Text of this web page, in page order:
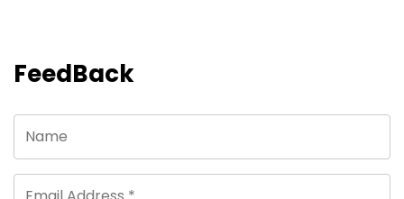
FeedBack